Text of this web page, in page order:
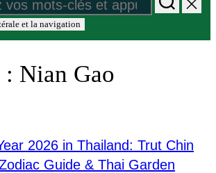
et la navigation
: Nian Gao
2026 in Thailand: Trut Chin
Guide & Thai Garden